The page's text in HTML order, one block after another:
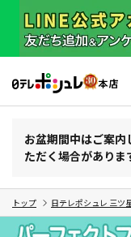
お盆期間中はご案
ただく場合がありま
トップ 日テレポシュレ 三ツ